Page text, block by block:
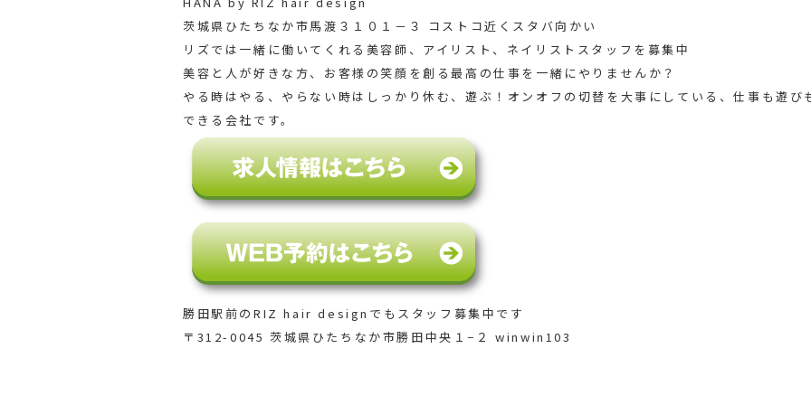
茨城県ひたちなか市馬渡３１０１－３ コストコ近くスタバ向かい
リズでは一緒に働いてくれる美容師、アイリスト、ネイリストスタッフを募集中
美容と人が好きな方、お客様の笑顔を創る最高の仕事を一緒にやりませんか？
やる時はやる、やらない時はしっかり休む、遊ぶ！オンオフの切替を大事にしている、仕事も遊び
できる会社です。
勝田駅前のRIZ hair designでも スタッフ募集中です
〒312-0045 茨城県ひたちなか市勝田中央１−２ winwin103